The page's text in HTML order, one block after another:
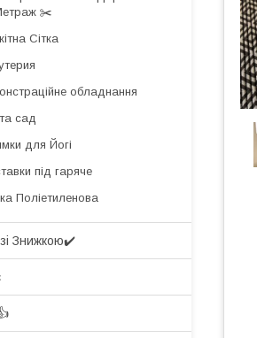
✂️
Сітка
обладнання
сад
для Йогі
під гаряче
Поліетиленова
Знижкою✔️